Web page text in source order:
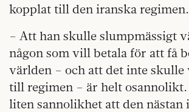
kopplat till den iranska regimen.
– Att han skulle slumpmässigt
någon som vill betala för att få
världen – och att det inte skulle
till regimen – är helt osannolikt.
liten sannolikhet att den nästan